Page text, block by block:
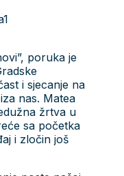
poruka je
i sjecanje na
nas. Matea
žrtva u
sa početka
i zločin još